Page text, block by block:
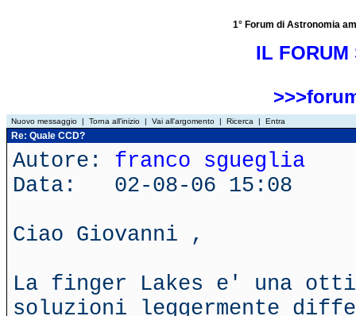
1° Forum di Astronomia
IL FORUM
Nuovo messaggio | Torna all'inizio | Vai all'argomento | Ricerca | Entra
Re: Quale CCD?
Autore: franco sgueglia
Data: 02-08-06 15:08
Ciao Giovanni ,
La finger Lakes e' una
soluzioni leggermente